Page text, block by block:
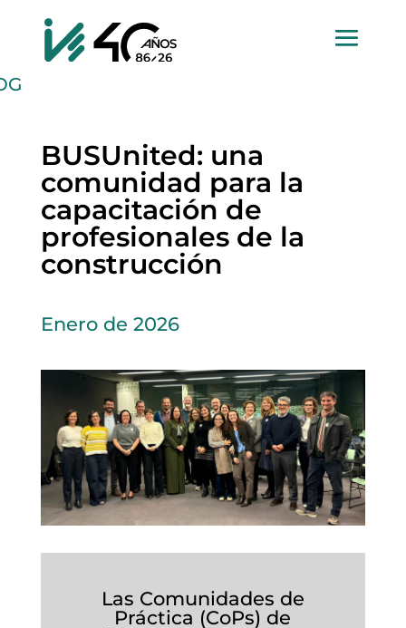
BUSUnited: una
comunidad para la
capacitación de
profesionales de la
construcción
Enero de 2026
Las Comunidades de
Práctica (CoPs) de